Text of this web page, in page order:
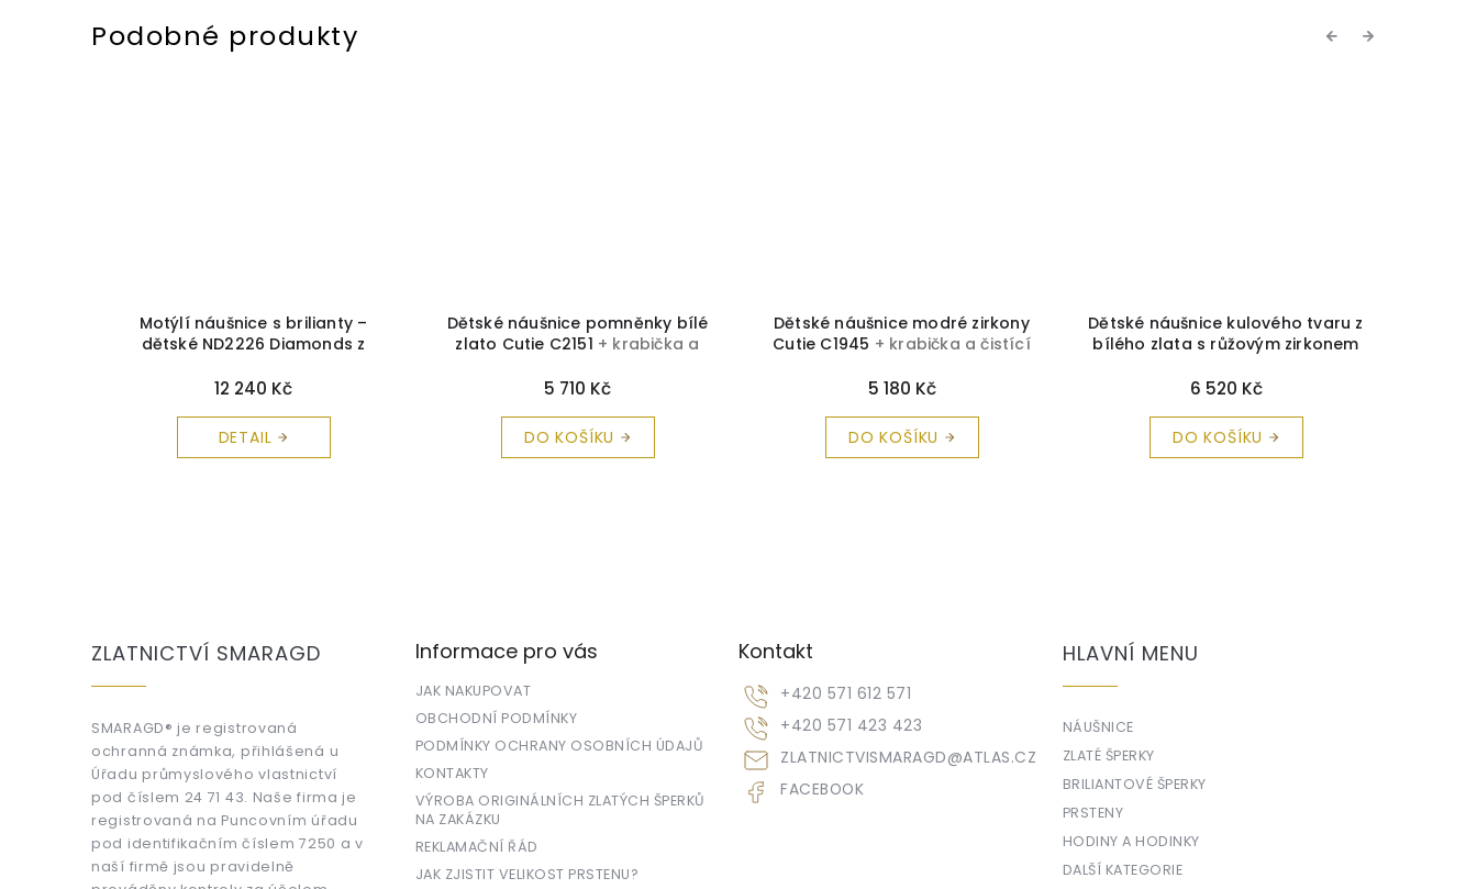
Previous
Motýlí náušnice s brilianty –
dětské ND2226 Diamonds z
utěrka zdarma
12 240 Kč
DETAIL
Dětské náušnice pomněnky bílé
zlato Cutie C2151 + krabička a
5 710 Kč
DO KOŠÍKU
Dětské náušnice modré zirkony
Cutie C1945 + krabička a čistící
5 180 Kč
DO KOŠÍKU
Dětské náušnice kulového tvaru z
bílého zlata s růžovým zirkonem
utěrka zdarma
6 520 Kč
DO KOŠÍKU
Next
ZLATNICTVÍ SMARAGD
SMARAGD® je registrovaná
ochranná známka, přihlášená u
Úřadu průmyslového vlastnictví
pod číslem 24 71 43. Naše firma je
registrovaná na Puncovním úřadu
pod identifikačním číslem 7250 a v
naší firmě jsou pravidelně
Informace pro vás
JAK NAKUPOVAT
OBCHODNÍ PODMÍNKY
PODMÍNKY OCHRANY OSOBNÍCH ÚDAJŮ
KONTAKTY
VÝROBA ORIGINÁLNÍCH ZLATÝCH ŠPERKŮ
NA ZAKÁZKU
REKLAMAČNÍ ŘÁD
JAK ZJISTIT VELIKOST PRSTENU?
Kontakt
ZLATNICTVISMARAGD@ATLAS.CZ
+420 571 612 571
+420 571 423 423
FACEBOOK
HLAVNÍ MENU
NÁUŠNICE
ZLATÉ ŠPERKY
BRILIANTOVÉ ŠPERKY
PRSTENY
HODINY A HODINKY
DALŠÍ KATEGORIE